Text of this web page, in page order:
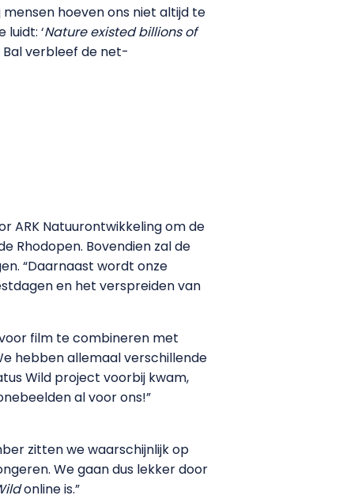
hoeven ons niet altijd te
‘Nature existed billions of
Bal verbleef de net-
ARK Natuurontwikkeling om de
Rhodopen. Bovendien zal de
“Daarnaast wordt onze
en het verspreiden van
film te combineren met
hebben allemaal verschillende
Wild project voorbij kwam,
al voor ons!”
zitten we waarschijnlijk op
We gaan dus lekker door
online is.”